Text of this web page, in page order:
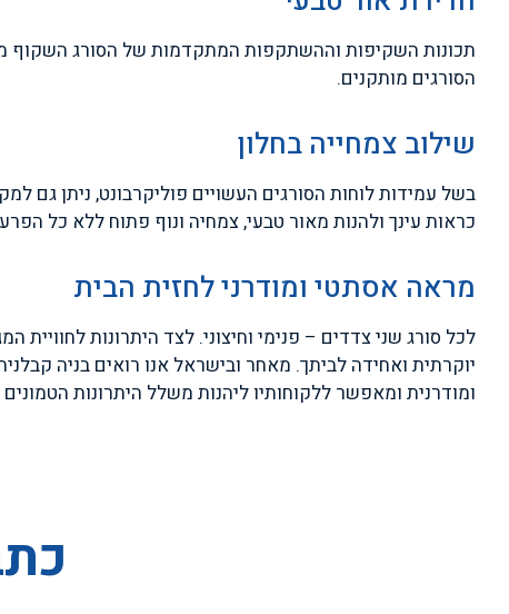
תכונות השקיפות וההשתקפות המתקדמות של הסורג השקוף
הסורגים מותקנים.
שילוב צמחייה בחלון
בשל עמידות לוחות הסורגים העשויים פוליקרבונט, ניתן גם
כראות עינך ולהנות מאור טבעי, צמחיה ונוף פתוח ללא כל
מראה אסתטי ומודרני לחזית הבית
לכל סורג שני צדדים – פנימי וחיצוני. לצד היתרונות
יוקרתית ואחידה לביתך. מאחר ובישראל אנו רואים בניה
ומודרנית ומאפשר ללקוחותיו ליהנות משלל היתרונות